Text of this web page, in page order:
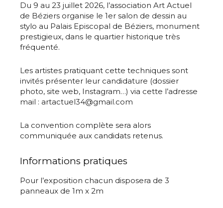
Du 9 au 23 juillet 2026, l’association Art Actuel
de Béziers organise le 1er salon de dessin au
stylo au Palais Episcopal de Béziers, monument
prestigieux, dans le quartier historique très
fréquenté.
Les artistes pratiquant cette techniques sont
invités présenter leur candidature (dossier
photo, site web, Instagram…) via cette l’adresse
mail : artactuel34@gmail.com
La convention complète sera alors
communiquée aux candidats retenus.
Informations pratiques
Pour l’exposition chacun disposera de 3
panneaux de 1m x 2m